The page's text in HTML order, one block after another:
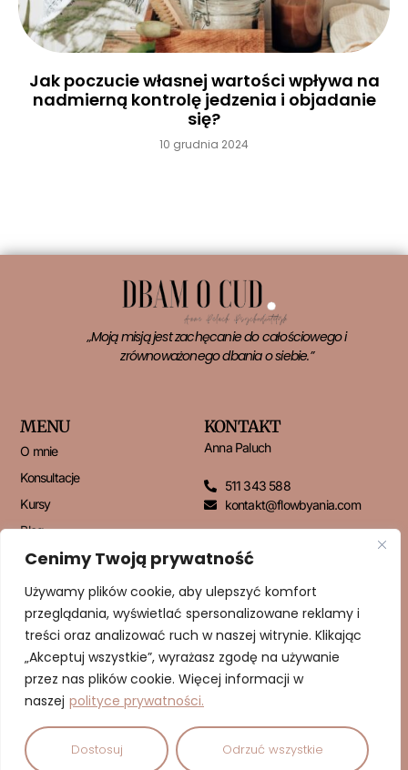
Cenimy Twoją prywatność
Używamy plików cookie, aby ulepszyć komfort
przeglądania, wyświetlać spersonalizowane reklamy i
treści oraz analizować ruch w naszej witrynie. Klikając
„Akceptuj wszystkie”, wyrażasz zgodę na używanie
przez nas plików cookie. Więcej informacji w
naszej polityce prywatności.
Dostosuj Odrzuć wszystkie
Jak poczucie własnej wartości wpływa na
nadmierną kontrolę jedzenia i objadanie
się?
10 grudnia 2024
„Moją misją jest zachęcanie do całościowego i
zrównoważonego dbania o siebie.”
MENU
O mnie
Konsultacje
Kursy
Blog
Kontakt
KONTAKT
Anna Paluch
511 343 588
kontakt@flowbyania.com
NEWSLETTER
ZAPISUJĘ SIĘ!